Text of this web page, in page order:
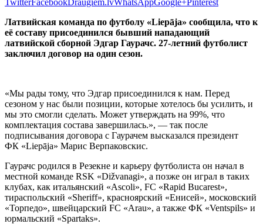
Латвийская команда по футболу «Liepāja» сообщила, что к
её составу присоединился бывший нападающий
латвийской сборной Эдгар Гаурачс. 27-летний футболист
заключил договор на один сезон.
«Мы рады тому, что Эдгар присоединился к нам. Перед
сезоном у нас были позиции, которые хотелось бы усилить, и
мы это смогли сделать. Может утверждать на 99%, что
комплектация состава завершилась.», — так после
подписывания договора с Гаурачем высказался президент
ФК «Liepāja» Марис Верпаковскис.
Гаурачс родился в Резекне и карьеру футболиста он начал в
местной команде RSK «Dižvanagi», а позже он играл в таких
клубах, как итальянский «Ascoli», FC «Rapid Bucarest»,
тираспольский «Sheriff», красноярский «Енисей», московский
«Торпедо», швейцарский FC «Arau», а также ФК «Ventspils» и
юрмальский «Spartaks».